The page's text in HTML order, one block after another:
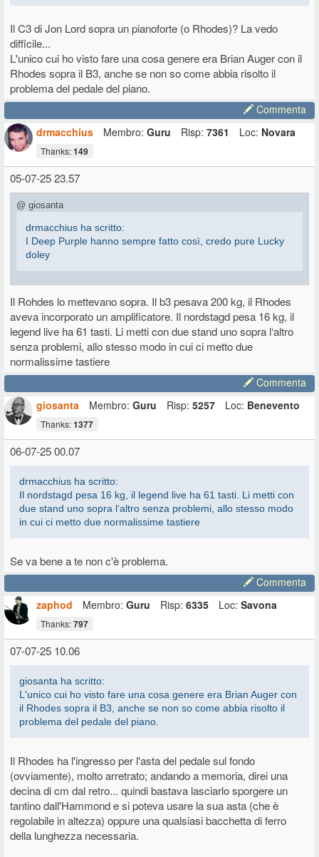
Il C3 di Jon Lord sopra un pianoforte (o Rhodes)? La vedo
difficile...
L'unico cui ho visto fare una cosa genere era Brian Auger con il
Rhodes sopra il B3, anche se non so come abbia risolto il
problema del pedale del piano.
Commenta
drmacchius
Membro: Guru Risp: 7361 Loc: Novara
Thanks:149
05-07-25 23.57
@ giosanta
drmacchius ha scritto:
I Deep Purple hanno sempre fatto così, credo pure Lucky
doley
L'unico cui ho visto fare una cosa genere era Brian Auger con il
Rhodes sopra il B3, anche se non so come abbia risolto il problema
del pedale del piano.
Il Rohdes lo mettevano sopra. Il b3 pesava 200 kg, il Rhodes
aveva incorporato un amplificatore. Il nordstagd pesa 16 kg, il
legend live ha 61 tasti. Li metti con due stand uno sopra l‘altro
senza problemi, allo stesso modo in cui ci metto due
normalissime tastiere
Commenta
giosanta
Membro: Guru Risp: 5257 Loc: Benevento
Thanks:1377
06-07-25 00.07
drmacchius ha scritto:
Il nordstagd pesa 16 kg, il legend live ha 61 tasti. Li metti con
due stand uno sopra l‘altro senza problemi, allo stesso modo
in cui ci metto due normalissime tastiere
Se va bene a te non c'è problema.
Commenta
zaphod
Membro: Guru Risp: 6335 Loc: Savona
Thanks:797
07-07-25 10.06
giosanta ha scritto:
L'unico cui ho visto fare una cosa genere era Brian Auger con
il Rhodes sopra il B3, anche se non so come abbia risolto il
problema del pedale del piano.
Il Rhodes ha l'ingresso per l'asta del pedale sul fondo
(ovviamente), molto arretrato; andando a memoria, direi una
decina di cm dal retro... quindi bastava lasciarlo sporgere un
tantino dall'Hammond e si poteva usare la sua asta (che è
regolabile in altezza) oppure una qualsiasi bacchetta di ferro
della lunghezza necessaria.